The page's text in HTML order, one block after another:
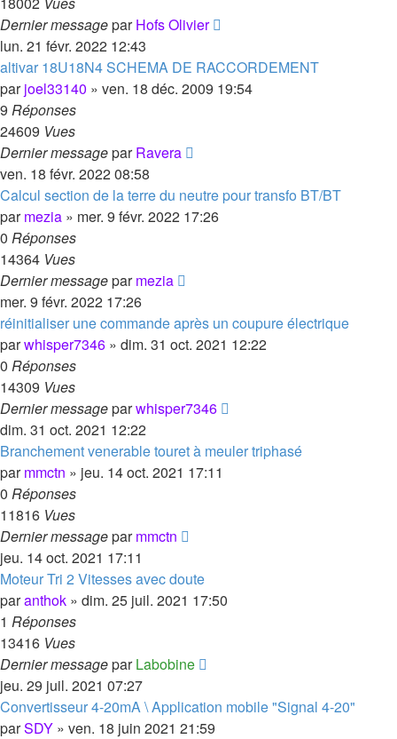
Dernier messageparHofs Olivier
lun. 21 févr. 2022 12:43
altivar 18U18N4 SCHEMA DE RACCORDEMENT
parjoel33140 » ven. 18 déc. 2009 19:54
9 Réponses
24609 Vues
Dernier messageparRavera
ven. 18 févr. 2022 08:58
Calcul section de la terre du neutre pour transfo BT/BT
parmezia » mer. 9 févr. 2022 17:26
0 Réponses
14364 Vues
Dernier messageparmezia
mer. 9 févr. 2022 17:26
réinitialiser une commande après un coupure électrique
parwhisper7346 » dim. 31 oct. 2021 12:22
0 Réponses
14309 Vues
Dernier messageparwhisper7346
dim. 31 oct. 2021 12:22
Branchement venerable touret à meuler triphasé
parmmctn » jeu. 14 oct. 2021 17:11
0 Réponses
11816 Vues
Dernier messageparmmctn
jeu. 14 oct. 2021 17:11
Moteur Tri 2 Vitesses avec doute
paranthok » dim. 25 juil. 2021 17:50
1 Réponses
13416 Vues
Dernier messageparLabobine
jeu. 29 juil. 2021 07:27
Convertisseur 4-20mA \ Application mobile "Signal 4-20"
parSDY » ven. 18 juin 2021 21:59